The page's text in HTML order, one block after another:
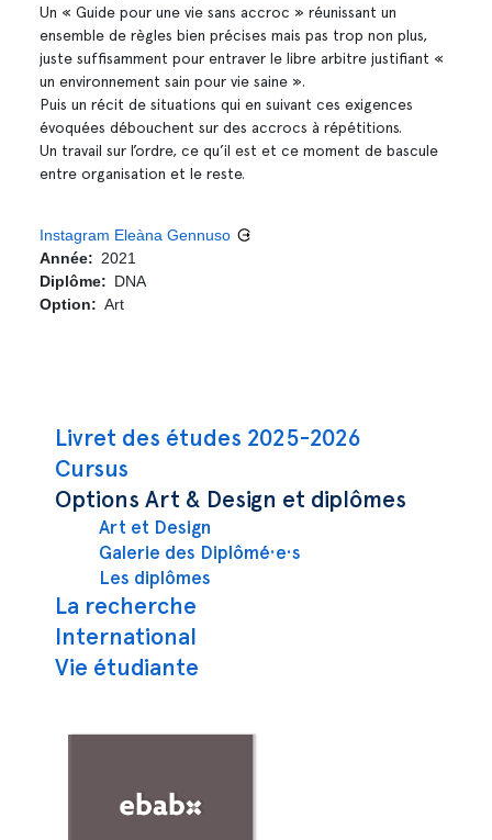
Navigation principale
Livret des études 2025-2026
Cursus
Options Art & Design et diplômes
Art et Design
Galerie des Diplômé·e·s
Les diplômes
La recherche
International
Vie étudiante
Un « Guide pour une vie sans accroc » réunissant un
ensemble de règles bien précises mais pas trop non plus,
juste suffisamment pour entraver le libre arbitre justifiant «
un environnement sain pour vie saine ».
Puis un récit de situations qui en suivant ces exigences
évoquées débouchent sur des accrocs à répétitions.
Un travail sur l’ordre, ce qu’il est et ce moment de bascule
entre organisation et le reste.
Instagram Eleàna Gennuso
Année
2021
Diplôme
DNA
Option
Art